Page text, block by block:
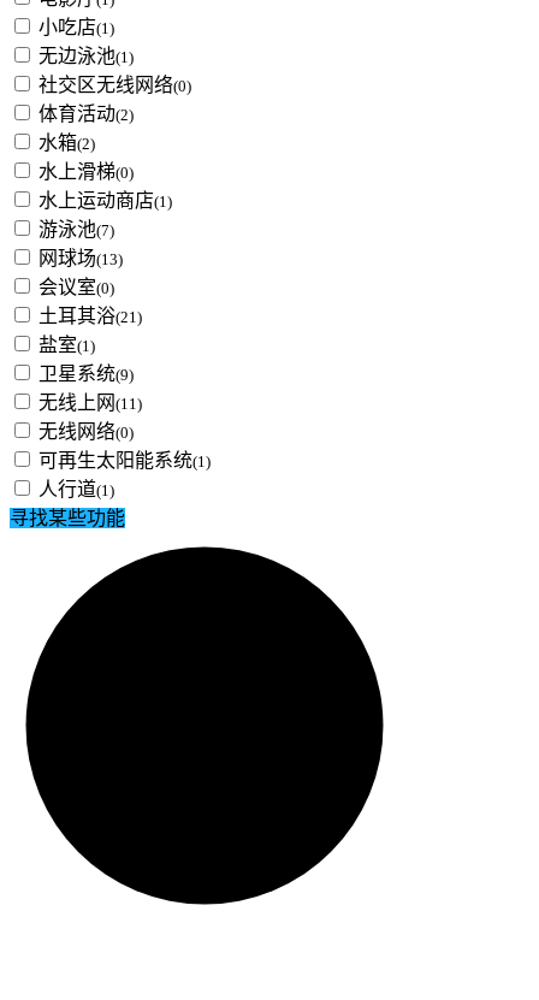
小吃店(1)
无边泳池(1)
社交区无线网络(0)
体育活动(2)
水箱(2)
水上滑梯(0)
水上运动商店(1)
游泳池(7)
网球场(13)
会议室(0)
土耳其浴(21)
盐室(1)
卫星系统(9)
无线上网 (11)
无线网络(0)
可再生太阳能系统(1)
人行道(1)
寻找某些功能